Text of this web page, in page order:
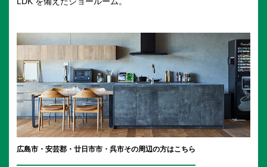
広島市・安芸郡・廿日市市・呉市その周辺の方はこちら